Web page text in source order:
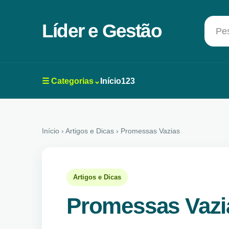
Líder e Gestão
☰ Categorias⌄ Início123
Início › Artigos e Dicas › Promessas Vazias
Artigos e Dicas
Promessas